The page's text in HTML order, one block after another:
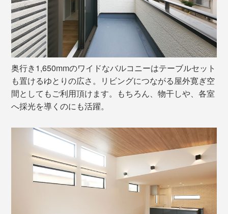
奥行き1,650mmのワイドなバルコニーはテーブルセット
も置けるゆとりの広さ。リビングにつながる屋外寛ぎ空
間としてもご利用頂けます。もちろん、物干しや、各室
へ採光を導くのにも活躍。